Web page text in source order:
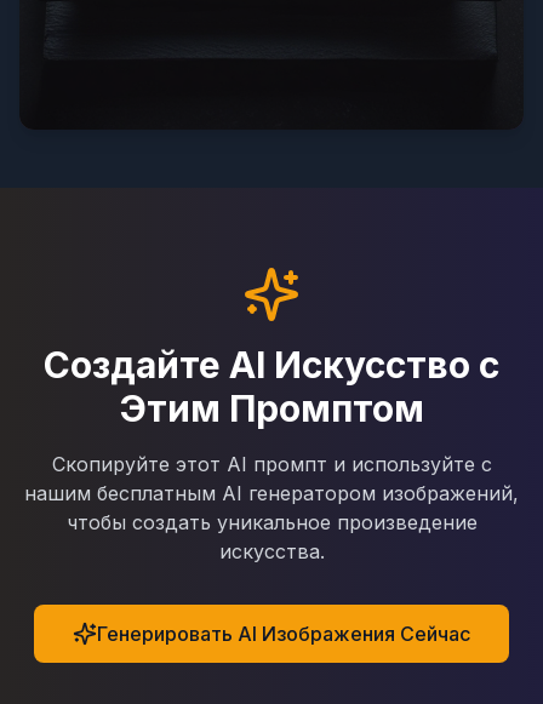
Создайте AI Искусство с
Этим Промптом
Скопируйте этот AI промпт и используйте с
нашим бесплатным AI генератором изображений,
чтобы создать уникальное произведение
искусства.
Генерировать AI Изображения Сейчас